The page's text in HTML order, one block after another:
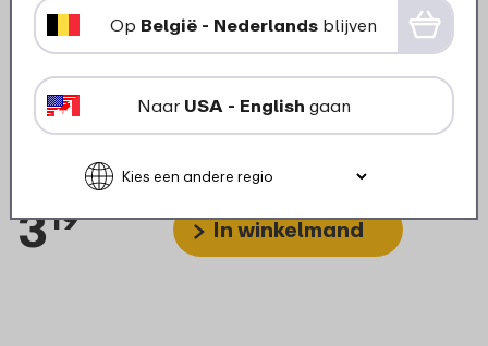
Cassette bestekset Ellipse -
Vivid blue
319 In winkelmand
Op België - Nederlands blijven
Naar USA - English gaan